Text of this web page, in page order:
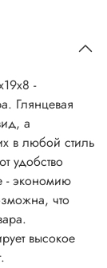
-
Глянцевая
а
в любой стиль
удобство
- экономию
что
высокое